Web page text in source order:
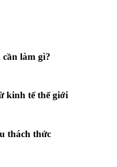
làm gì?
kinh tế thế giới
thách thức